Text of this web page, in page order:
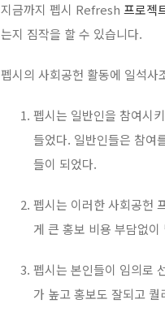
지금까지 펩시 Refresh 프로젝
는지 짐작을 할 수 있습니다.
펩시의 사회공헌 활동에 일석사
펩시는 일반인을 참여시
들었다. 일반인들은 참여
들이 되었다.
펩시는 이러한 사회공헌
게 큰 홍보 비용 부담없
펩시는 본인들이 임의로
가 높고 홍보도 잘되고